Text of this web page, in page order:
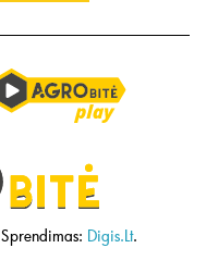
Sprendimas: Digis.Lt.